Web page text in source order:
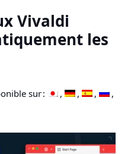
Vivaldi
les
sur :